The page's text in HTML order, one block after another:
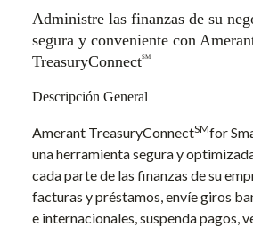
Administre las finanzas de su
segura y conveniente con
TreasuryConnectSM
Descripción General
Amerant TreasuryConnectSMfor
una herramienta segura y
cada parte de las finanzas de su
facturas y préstamos, envíe giros
e internacionales, suspenda pagos,